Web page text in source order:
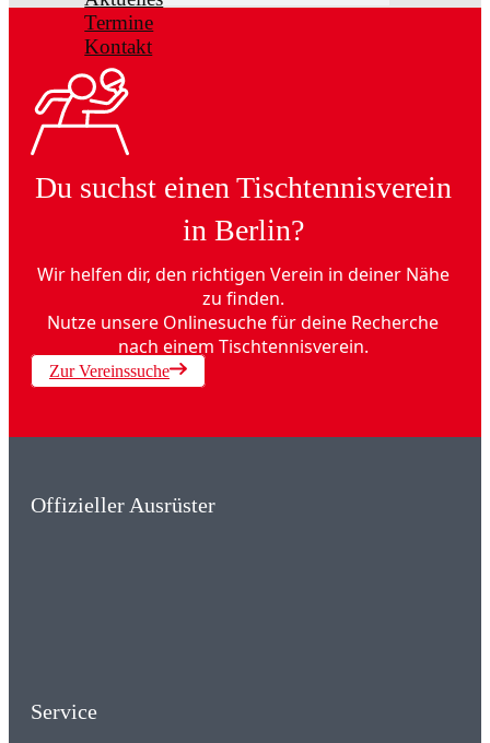
Termine
Kontakt
Du suchst einen Tischtennisverein
in Berlin?
Wir helfen dir, den richtigen Verein in deiner Nähe
zu finden.
Nutze unsere Onlinesuche für deine Recherche
nach einem Tischtennisverein.
Zur Vereinssuche
Offizieller Ausrüster
Service